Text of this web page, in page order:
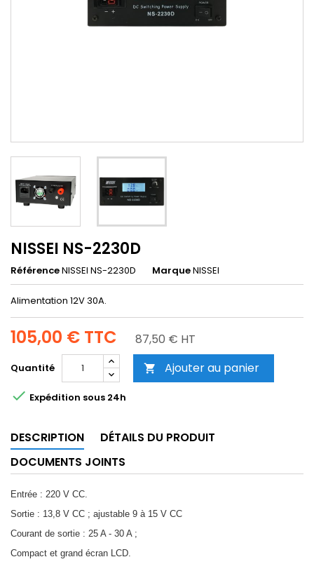
NISSEI NS-2230D
RéférenceNISSEI NS-2230D MarqueNISSEI
Alimentation 12V 30A.
105,00 € TTC 87,50 € HT
Quantité  Ajouter au panier
 Expédition sous 24h
DESCRIPTION
DÉTAILS DU PRODUIT
DOCUMENTS JOINTS
Entrée : 220 V CC.
Sortie : 13,8 V CC ; ajustable 9 à 15 V CC
Courant de sortie : 25 A - 30 A ;
Compact et grand écran LCD.